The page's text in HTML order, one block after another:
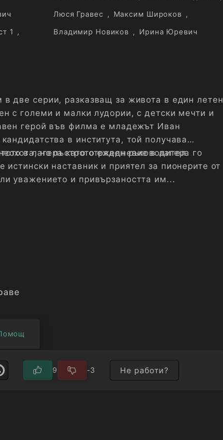
1
,
Люся Гравес , Максим Широков ,
Владимир Новиков , Ирина Юревич
две серии, разказващ за живота в един летен
с големи и малки лудории, с детски мечти и
герой във филма е младежът Иван
в института, той получава
в лагера като отряден ръководител.
но пъстрото ежедневие в лагера го
наставник и приятел за пионерите от
уважението и привързаността им...
9 -3 Не работи?